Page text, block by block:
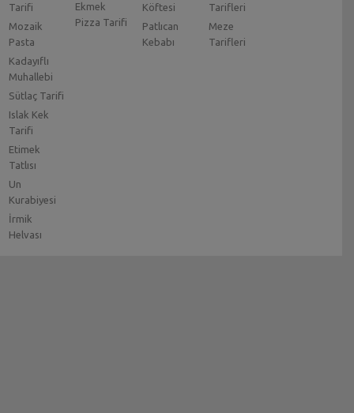
Tarifi
Mozaik
Pasta
Kadayıflı
Muhallebi
Sütlaç Tarifi
Islak Kek
Tarifi
Etimek
Tatlısı
Un
Kurabiyesi
İrmik
Helvası
Ekmek
Pizza Tarifi
Köftesi
Patlıcan
Kebabı
Tarifleri
Meze
Tarifleri